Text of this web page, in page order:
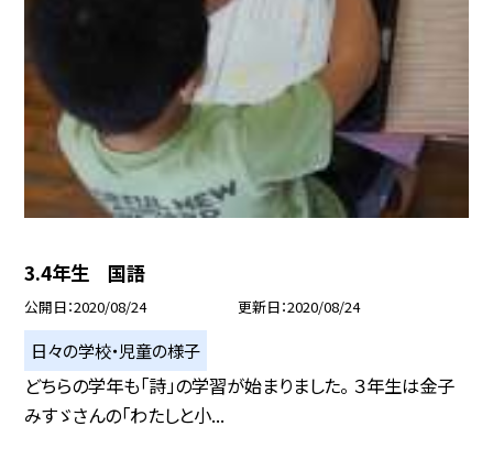
3.4年生 国語
公開日 2020/08/24 更新日 2020/08/24
日々の学校・児童の様子
どちらの学年も「詩」の学習が始まりました。 ３年生は金子
みすゞさんの「わたしと小...